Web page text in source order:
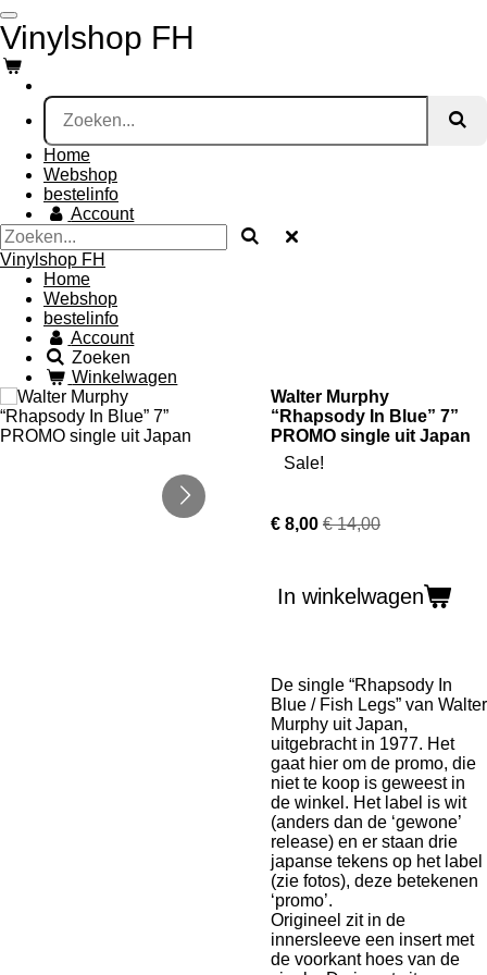
Ga
direct
naar
de
hoofdinhoud
Vinylshop FH
Home
Webshop
bestelinfo
Account
Vinylshop FH
Home
Webshop
bestelinfo
Account
Zoeken
Winkelwagen
Walter Murphy
“Rhapsody In Blue” 7”
PROMO single uit Japan
Sale!
€ 8,00 € 14,00
In winkelwagen
De single “Rhapsody In
Blue / Fish Legs” van Walter
Murphy uit Japan,
uitgebracht in 1977. Het
gaat hier om de promo, die
niet te koop is geweest in
de winkel. Het label is wit
(anders dan de ‘gewone’
release) en er staan drie
japanse tekens op het label
(zie fotos), deze betekenen
‘promo’.
Origineel zit in de
innersleeve een insert met
de voorkant hoes van de